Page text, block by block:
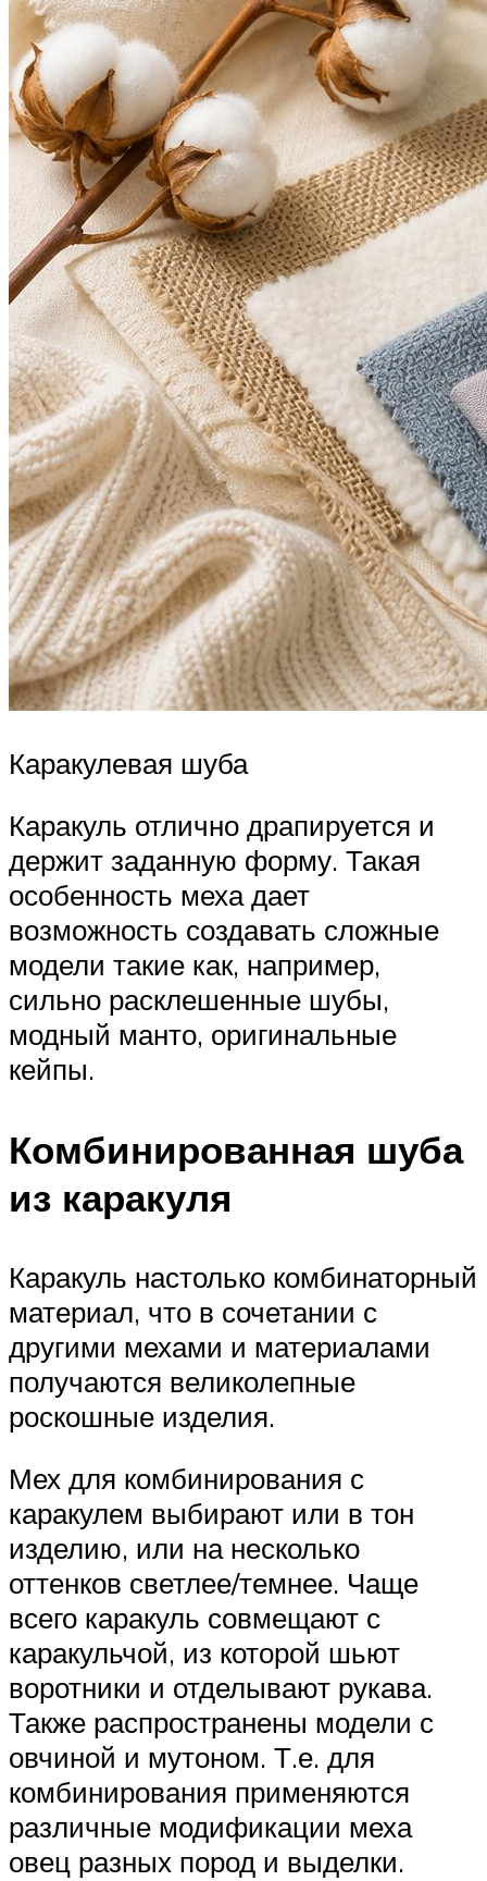
Каракулевая шуба
Каракуль отлично драпируется и
держит заданную форму. Такая
особенность меха дает
возможность создавать сложные
модели такие как, например,
сильно расклешенные шубы,
модный манто, оригинальные
кейпы.
Комбинированная шуба
из каракуля
Каракуль настолько комбинаторный
материал, что в сочетании с
другими мехами и материалами
получаются великолепные
роскошные изделия.
Мех для комбинирования с
каракулем выбирают или в тон
изделию, или на несколько
оттенков светлее/темнее. Чаще
всего каракуль совмещают с
каракульчой, из которой шьют
воротники и отделывают рукава.
Также распространены модели с
овчиной и мутоном. Т.е. для
комбинирования применяются
различные модификации меха
овец разных пород и выделки.